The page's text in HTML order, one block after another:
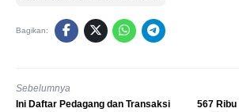
Bagikan:
Sebelumnya
Ini Daftar Pedagang dan Transaksi
567 Ribu